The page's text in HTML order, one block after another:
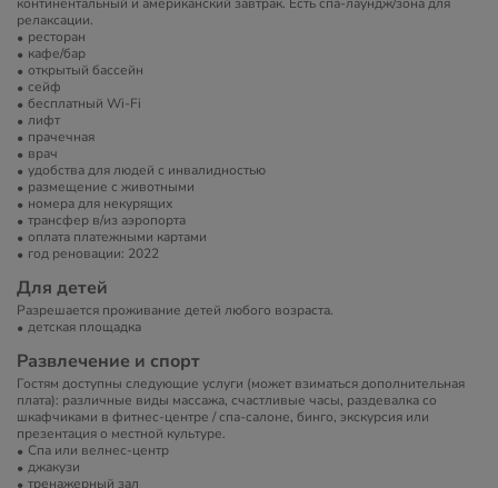
релаксации.
ресторан
кафе/бар
открытый бассейн
сейф
бесплатный Wi-Fi
лифт
прачечная
врач
удобства для людей с инвалидностью
размещение с животными
номера для некурящих
трансфер в/из аэропорта
оплата платежными картами
год реновации: 2022
Для детей
Разрешается проживание детей любого возраста.
детская площадка
Развлечение и спорт
Гостям доступны следующие услуги (может взиматься дополнительная
плата): различные виды массажа, счастливые часы, раздевалка со
шкафчиками в фитнес-центре / спа-салоне, бинго, экскурсия или
презентация о местной культуре.
Спа или велнес-центр
джакузи
тренажерный зал